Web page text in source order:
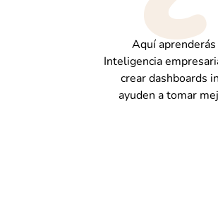
Aquí
Inteligencia
crear dashboards
ayuden a tomar